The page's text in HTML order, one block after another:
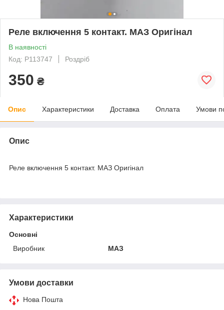
Реле включення 5 контакт. МАЗ Оригінал
В наявності
Код: Р113747
Роздріб
350 ₴
Опис Характеристики Доставка Оплата Умови
Опис
Реле включення 5 контакт. МАЗ Оригінал
Характеристики
Основні
Виробник
МАЗ
Умови доставки
Нова Пошта